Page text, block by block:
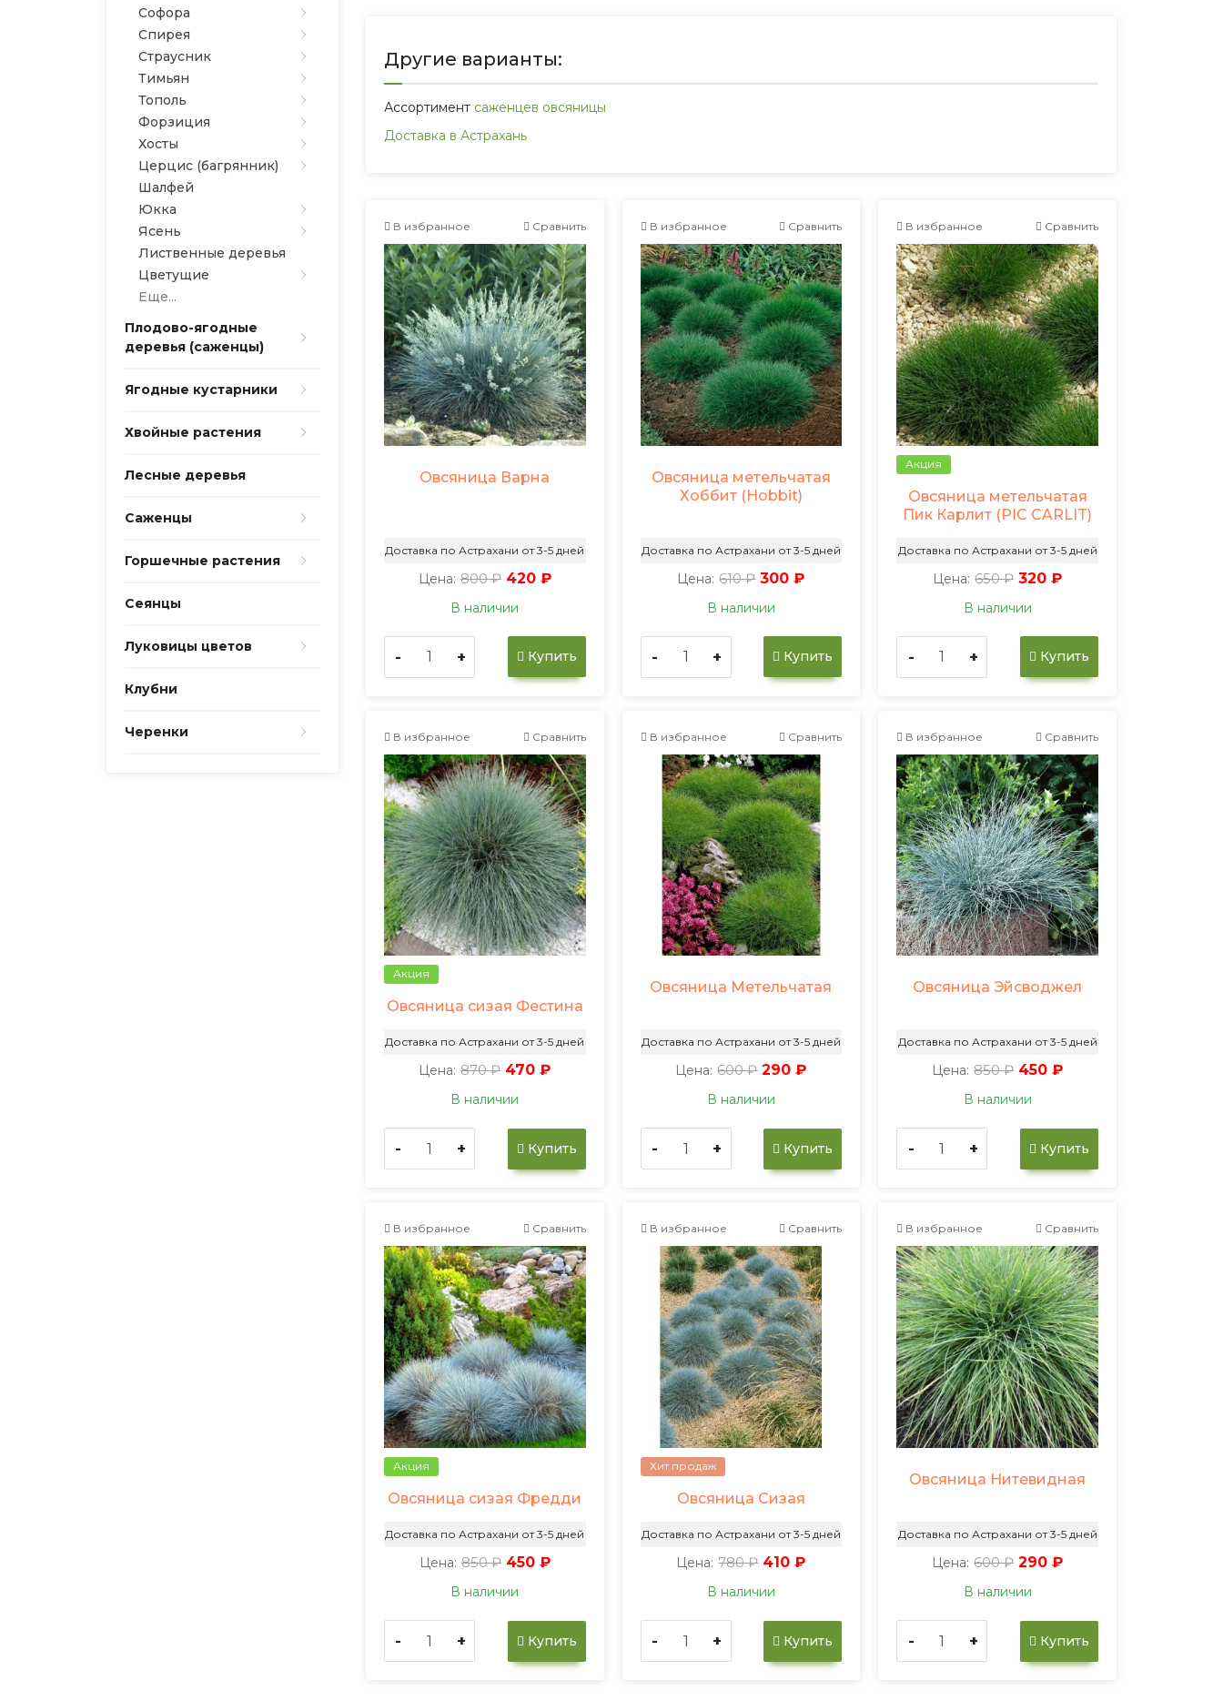
Софора
Спирея
Страусник
Тимьян
Тополь
Форзиция
Хосты
Церцис (багрянник)
Шалфей
Юкка
Ясень
Лиственные деревья
Цветущие
Еще...
Плодово-ягодные
деревья (саженцы)
Ягодные кустарники
Хвойные растения
Лесные деревья
Саженцы
Горшечные растения
Сеянцы
Луковицы цветов
Клубни
Черенки
Другие варианты:
Ассортимент саженцев овсяницы
Доставка в Астрахань
В избранное Сравнить
Овсяница Варна
Доставка по Астрахани от 3-5 дней
Цена: 800 ₽ 420 ₽
В наличии
- + Купить
В избранное Сравнить
Овсяница метельчатая
Хоббит (Hobbit)
Доставка по Астрахани от 3-5 дней
Цена: 610 ₽ 300 ₽
В наличии
- + Купить
В избранное Сравнить
Акция
Овсяница метельчатая
Пик Карлит (PIC CARLIT)
Доставка по Астрахани от 3-5 дней
Цена: 650 ₽ 320 ₽
В наличии
- + Купить
В избранное Сравнить
Акция
Овсяница сизая Фестина
Доставка по Астрахани от 3-5 дней
Цена: 870 ₽ 470 ₽
В наличии
- + Купить
В избранное Сравнить
Овсяница Метельчатая
Доставка по Астрахани от 3-5 дней
Цена: 600 ₽ 290 ₽
В наличии
- + Купить
В избранное Сравнить
Овсяница Эйсводжел
Доставка по Астрахани от 3-5 дней
Цена: 850 ₽ 450 ₽
В наличии
- + Купить
В избранное Сравнить
Акция
Овсяница сизая Фредди
Доставка по Астрахани от 3-5 дней
Цена: 850 ₽ 450 ₽
В наличии
- + Купить
В избранное Сравнить
Хит продаж
Овсяница Сизая
Доставка по Астрахани от 3-5 дней
Цена: 780 ₽ 410 ₽
В наличии
- + Купить
В избранное Сравнить
Овсяница Нитевидная
Доставка по Астрахани от 3-5 дней
Цена: 600 ₽ 290 ₽
В наличии
- + Купить